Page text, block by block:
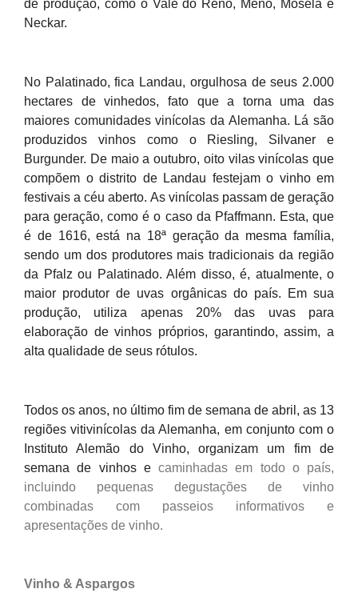
de produção, como o Vale do Reno, Meno, Mosela e
Neckar.
No Palatinado, fica Landau, orgulhosa de seus 2.000
hectares de vinhedos, fato que a torna uma das
maiores comunidades vinícolas da Alemanha. Lá são
produzidos vinhos como o Riesling, Silvaner e
Burgunder. De maio a outubro, oito vilas vinícolas que
compõem o distrito de Landau festejam o vinho em
festivais a céu aberto. As vinícolas passam de geração
para geração, como é o caso da Pfaffmann. Esta, que
é de 1616, está na 18ª geração da mesma família,
sendo um dos produtores mais tradicionais da região
da Pfalz ou Palatinado. Além disso, é, atualmente, o
maior produtor de uvas orgânicas do país. Em sua
produção, utiliza apenas 20% das uvas para
elaboração de vinhos próprios, garantindo, assim, a
alta qualidade de seus rótulos.
Todos os anos, no último fim de semana de abril, as 13
regiões vitivinícolas da Alemanha, em conjunto com o
Instituto Alemão do Vinho, organizam um fim de
semana de vinhos e caminhadas em todo o país,
incluindo pequenas degustações de vinho
combinadas com passeios informativos e
apresentações de vinho.
Vinho & Aspargos